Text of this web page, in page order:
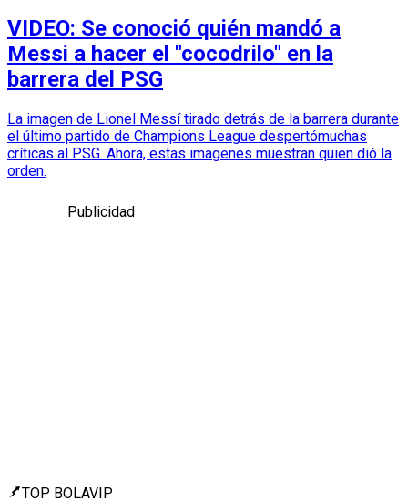
VIDEO: Se conoció quién mandó a
Messi a hacer el "cocodrilo" en la
barrera del PSG
La imagen de Lionel Messí tirado detrás de la barrera durante
el último partido de Champions League despertómuchas
críticas al PSG. Ahora, estas imagenes muestran quien dió la
orden.
Publicidad
TOP BOLAVIP